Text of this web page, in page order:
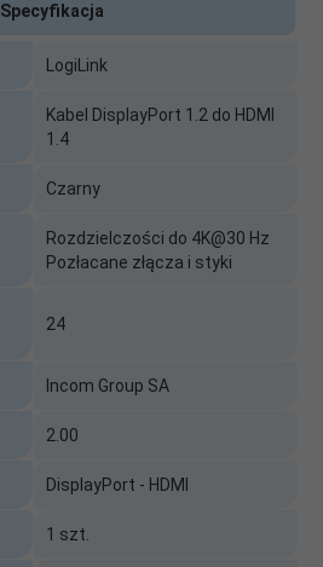
Specyfikacja
LogiLink
Kabel DisplayPort 1.2 do HDMI
1.4
Czarny
Rozdzielczości do 4K@30 Hz
Pozłacane złącza i styki
24
Incom Group SA
2.00
DisplayPort - HDMI
1 szt.